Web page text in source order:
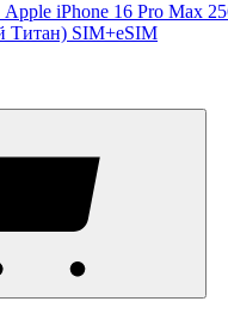
iPhone 16 Pro Max
Титан) SIM+eSIM